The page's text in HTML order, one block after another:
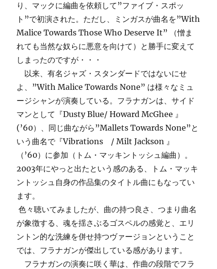
り、マックに編曲を依頼して”ファイブ・スポッ
ト”で初演された。ただし、ミンガスが曲名を”With
Malice Towards Those Who Deserve It” （憎ま
れても当然な奴らに悪意を向けて）と勝手に変えて
しまったのですが・・・
以来、有名ジャズ・スタンダードではないにせ
よ、”With Malice Towards None” は様々なミュ
ージシャンが演奏している。フラナガンは、サイド
マンとして『Dusty Blue/ Howard McGhee 』
(’60）、同じ曲ながら”Mallets Towards None”と
いう曲名で『Vibrations / Milt Jackson 』
（’60）に参加（トム・マッキントッシュ編曲）。
2003年にやっと出たという感のある、トム・マッキ
ントッシュ自身の作品集のタイトル曲にもなってい
ます。
色々聴いてみましたが、曲の持つ良さ、つまり曲名
が象徴する、魂を揺さぶるゴスペルの感覚と、エリ
ントン的な洗練を併せ持つヴァージョンということ
では、フラナガンが傑出している感があります。
フラナガンの演奏に咲く華は、作曲の段階でフラ